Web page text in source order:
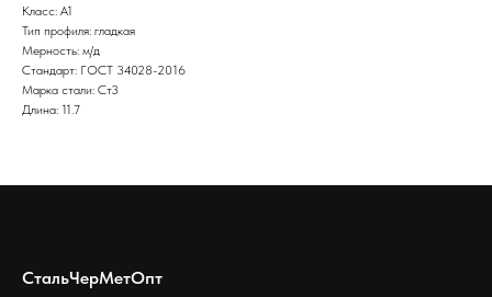
Класс: А1
Тип профиля: гладкая
Мерность: м/д
Стандарт: ГОСТ 34028-2016
Марка стали: Ст3
Длина: 11.7
СтальЧерМетОпт